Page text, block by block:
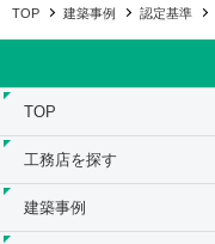
TOP 建築事例 認定基準
TOP
工務店を探す
建築事例